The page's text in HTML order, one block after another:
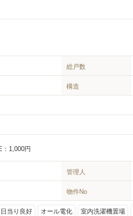
総戸数
構造
1,000円
管理人
物件No
日当り良好 オール電化 室内洗濯機置場